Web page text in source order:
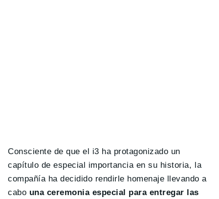
Consciente de que el i3 ha protagonizado un
capítulo de especial importancia en su historia, la
compañía ha decidido rendirle homenaje llevando a
cabo una ceremonia especial para entregar las